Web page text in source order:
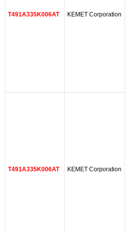
T491A335K006AT KEMET Corporation
T491A335K006AT KEMET Corporation